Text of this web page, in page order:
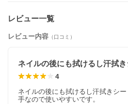
レビュー一覧
レビュー内容 （口コミ）
4
ネイルの後にも拭けるし汗拭きシ
手なので使いやすいです。